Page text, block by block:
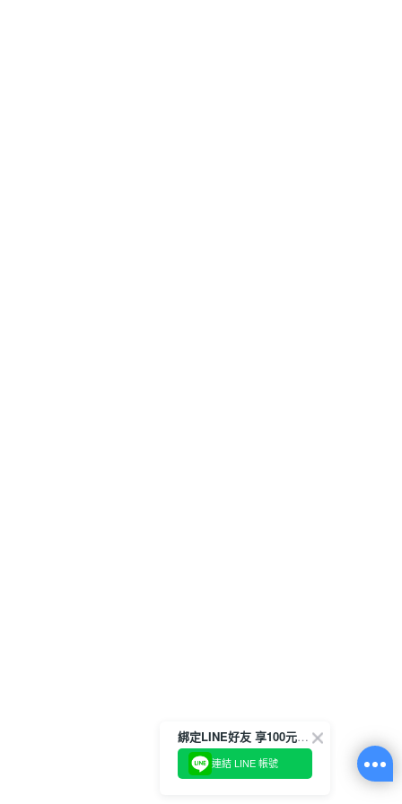
綁定LINE好友 享100元折價券
連結 LINE 帳號